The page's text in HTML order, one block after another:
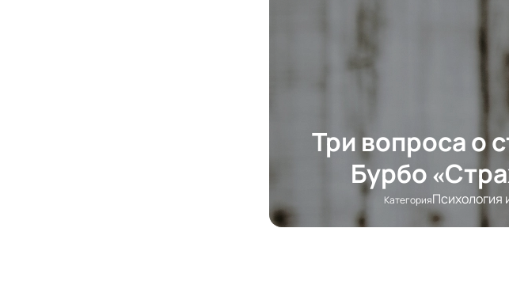
Психология успеха
Три вопроса о
Бурбо
КатегорияПсихология